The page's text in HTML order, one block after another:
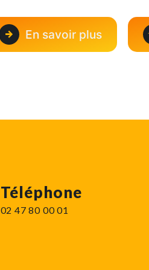
En savoir plus
Téléphone
02 47 80 00 01